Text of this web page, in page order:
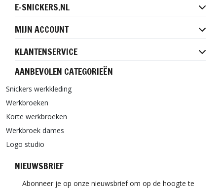
E-SNICKERS.NL
MIJN ACCOUNT
KLANTENSERVICE
AANBEVOLEN CATEGORIEËN
Snickers werkkleding
Werkbroeken
Korte werkbroeken
Werkbroek dames
Logo studio
NIEUWSBRIEF
Abonneer je op onze nieuwsbrief om op de hoogte te